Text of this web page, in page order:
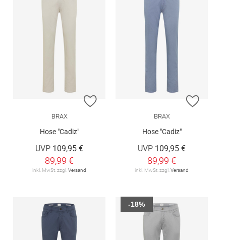
ZUR WUNSCHLISTE HINZUFÜGEN
BRAX
Hose "Cadiz"
UVP 109,95 €
89,99 €
inkl. MwSt. zzgl. Versand
ZUR
BRAX
Hose "Cadiz"
UVP 109,95 €
89,99 €
inkl. MwSt. zzgl. Versand
-18%